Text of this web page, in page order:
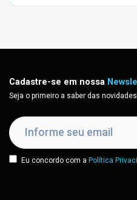
Cadastre-se em nossa
Seja o primeiro a saber das
Eu concordo com a Política